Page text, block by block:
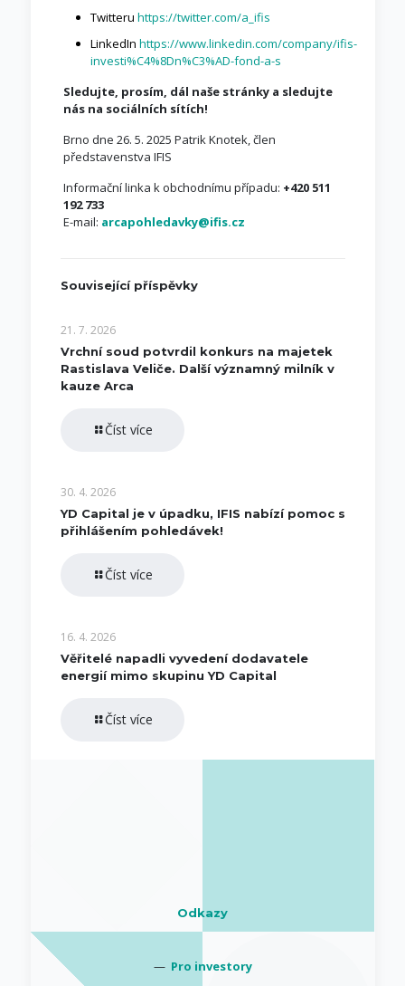
Twitteru https://twitter.com/a_ifis
LinkedIn https://www.linkedin.com/company/ifis-
investi%C4%8Dn%C3%AD-fond-a-s
Sledujte, prosím, dál naše stránky a sledujte
nás na sociálních sítích!
Brno dne 26. 5. 2025 Patrik Knotek, člen
představenstva IFIS
Informační linka k obchodnímu případu: +420 511
192 733
E-mail: arcapohledavky@ifis.cz
Související příspěvky
21. 7. 2026
Vrchní soud potvrdil konkurs na majetek
Rastislava Veliče. Další významný milník v
kauze Arca
Číst více
30. 4. 2026
YD Capital je v úpadku, IFIS nabízí pomoc s
přihlášením pohledávek!
Číst více
16. 4. 2026
Věřitelé napadli vyvedení dodavatele
energií mimo skupinu YD Capital
Číst více
Odkazy
— Pro investory